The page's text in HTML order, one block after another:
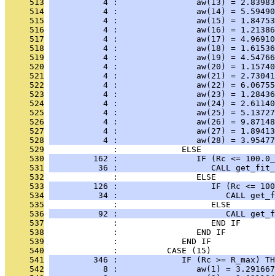
     513
4 :                aw(13) =
     514
4 :                aw(14) =
     515
4 :                aw(15) =
     516
4 :                aw(16) =
     517
4 :                aw(17) =
     518
4 :                aw(18) =
     519
4 :                aw(19) =
     520
4 :                aw(20) =
     521
4 :                aw(21) =
     522
4 :                aw(22) =
     523
4 :                aw(23) =
     524
4 :                aw(24) =
     525
4 :                aw(25) =
     526
4 :                aw(26) =
     527
4 :                aw(27) =
     528
4 :                aw(28) =
     529
              :             ELSE
     530
162 :                IF (Rc <=
     531
36 :                   CALL
     532
              :                ELSE
     533
126 :                   IF (Rc <=
     534
34 :                      CALL
     535
              :                   ELSE
     536
92 :                      CALL
     537
              :                   END IF
     538
              :                END IF
     539
              :             END IF
     540
              :          CASE (15)
     541
346 :             IF (Rc >= R_max)
     542
8 :                aw(1) =